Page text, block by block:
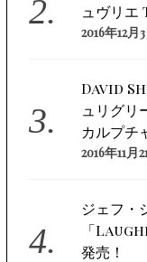
ュヴリ
2016年12月
David
ュリグリ
カルプチ
2016年11月
ジェフ・
「
発売！